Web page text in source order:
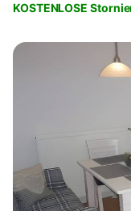
KOSTENLOSE